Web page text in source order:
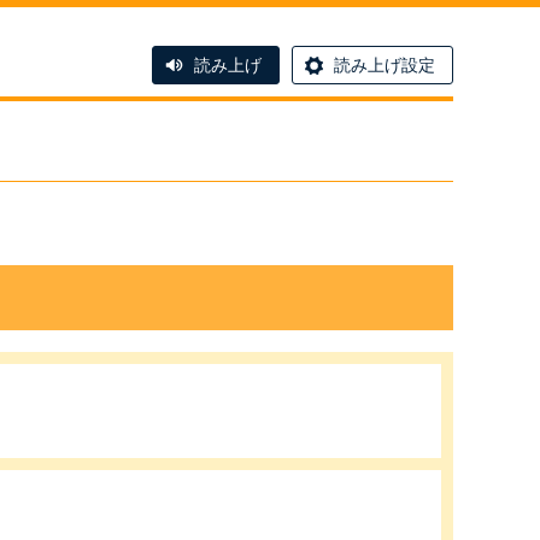
読み上げ 読み上げ設定